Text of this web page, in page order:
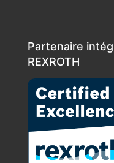
Partenaire
REXROTH